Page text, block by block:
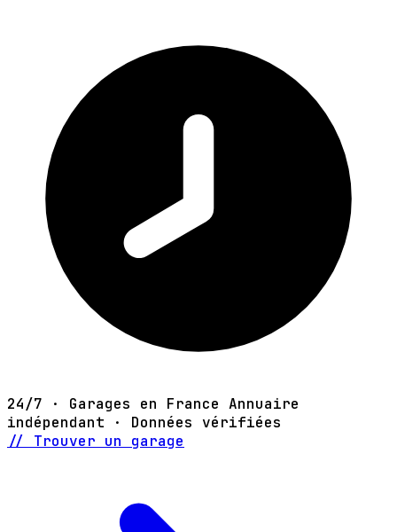
24/7 · Garages en France Annuaire
indépendant · Données vérifiées
// Trouver un garage